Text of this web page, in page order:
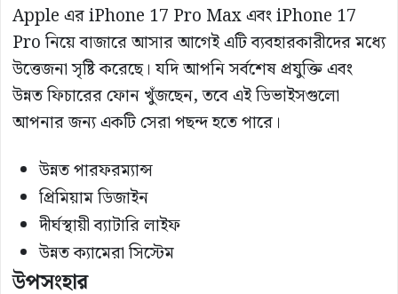
Apple এর iPhone 17 Pro Max এবং iPhone 17
Pro নিয়ে বাজারে আসার আগেই এটি ব্যবহারকারীদের মধ্যে
উত্তেজনা সৃষ্টি করেছে। যদি আপনি সর্বশেষ প্রযুক্তি এবং
উন্নত ফিচারের ফোন খুঁজছেন, তবে এই ডিভাইসগুলো
আপনার জন্য একটি সেরা পছন্দ হতে পারে।
উন্নত পারফরম্যান্স
প্রিমিয়াম ডিজাইন
দীর্ঘস্থায়ী ব্যাটারি লাইফ
উন্নত ক্যামেরা সিস্টেম
উপসংহার